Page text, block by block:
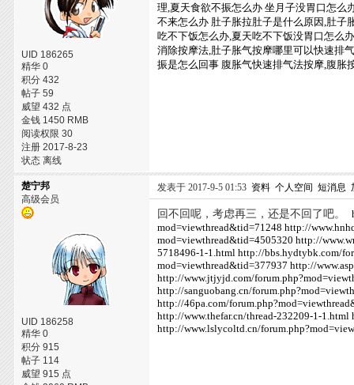
UID 186265
精华 0
积分 432
帖子 59
威望 432 点
金钱 1450 RMB
阅读权限 30
注册 2017-8-23
状态 离线
理,夏天食欲不振怎么办 坐月子没胃口怎么
不来怎么办 肚子胀拉肚子是什么原因,肚子
吃不下饭怎么办,夏天吃不下饭没胃口怎么
消除按摩法,肚子胀气按摩哪里可以快速排
振是怎么回事 腹胀气快速排气法按摩,腹胀
楚宁邦
高级会员
UID 186258
精华 0
积分 915
帖子 114
威望 915 点
发表于 2017-9-5 01:53 资料 个人空间 短消息
回不回呢，考虑再三，还是不回了吧。
mod=viewthread&tid=71248 http://
mod=viewthread&tid=4505320 http://
5718496-1-1.html http://bbs.hydtybk.com/
mod=viewthread&tid=377937 http://
http://www.jtjyjd.com/
http://sanguobang.cn/
http://46pa.com/
http://www.thefar.cn/thread-232209-1-1.html
http://www.lslycoltd.cn/